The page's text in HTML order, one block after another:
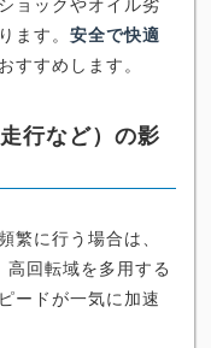
ます。 安全で快適
すすめします。
行など）の影
繁に行う場合は、
高回転域を多用する
ードが一気に加速